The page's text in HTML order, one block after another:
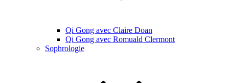
Qi Gong avec Claire Doan
Qi Gong avec Romuald Clermont
Sophrologie